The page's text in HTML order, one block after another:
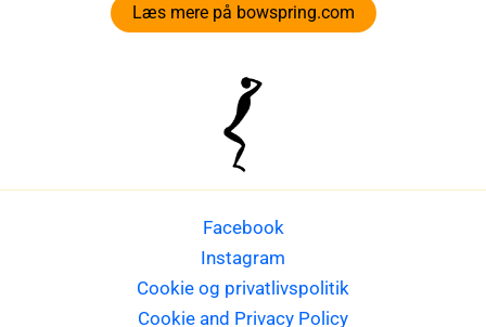
Læs mere på bowspring.com
Facebook
Instagram
Cookie og privatlivspolitik
Cookie and Privacy Policy